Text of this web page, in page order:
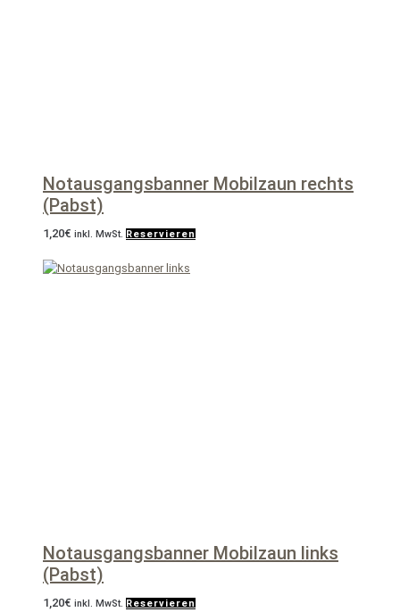
Notausgangsbanner Mobilzaun rechts
(Pabst)
1,20€ inkl. MwSt. Reservieren
Notausgangsbanner Mobilzaun links
(Pabst)
1,20€ inkl. MwSt. Reservieren